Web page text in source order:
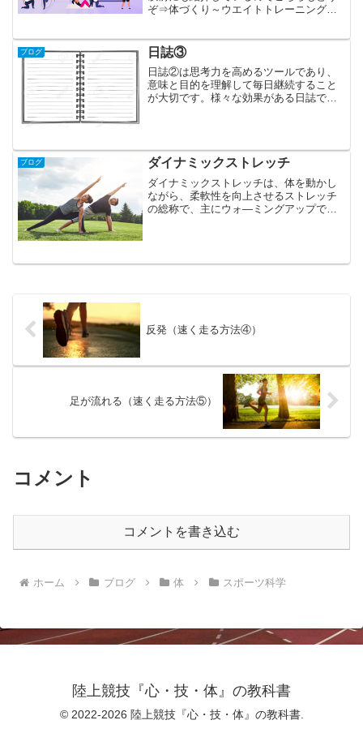
ぞ⇒体づくり～ウエイトトレーニングの
ブログでは、ウエイトトレーニングによ
る体づくりの重要性を述べ...
ブログ 日誌③
日誌②は思考力を高めるツールであり、
意味と目的を理解して毎日継続すること
が大切です。様々な効果がある日誌です
的・目標に近づいていくこと...
ブログ ダイナミックストレッチ
ダイナミックストレッチは、体を動かし
ながら、柔軟性を向上させるストレッチ
の総称で、主にウォ―ミングアップで取
反発（速く走る方法④）
足が流れる（速く走る方法⑤）
コメント
コメントを書き込む
ホーム ブログ 体 スポーツ科学
陸上競技『心・技・体』の教科書
© 2022-2026 陸上競技『心・技・体』の教科書.